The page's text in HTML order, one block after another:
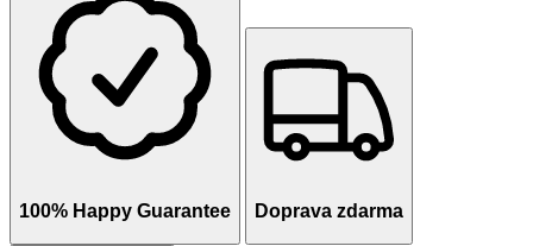
100% Happy Guarantee Doprava zdarma